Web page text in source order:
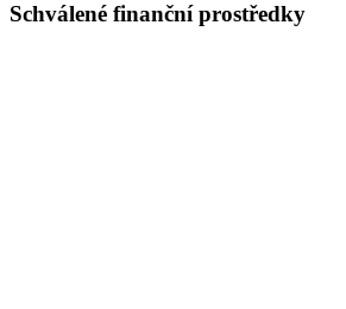
Schválené finanční prostředky